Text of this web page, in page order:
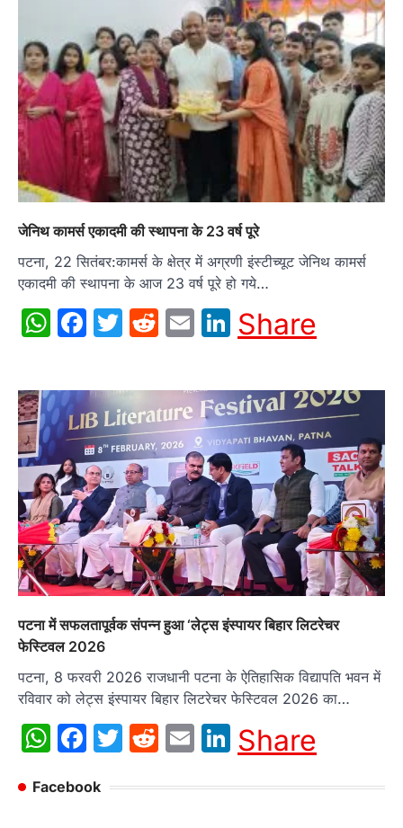
जेनिथ कामर्स एकादमी की स्थापना के 23 वर्ष पूरे
पटना, 22 सितंबर:कामर्स के क्षेत्र में अग्रणी इंस्टीच्यूट जेनिथ कामर्स
एकादमी की स्थापना के आज 23 वर्ष पूरे हो गये…
WhatsApp
Facebook
Twitter
Reddit
EmailLinkedIn
Share
पटना में सफलतापूर्वक संपन्न हुआ ‘लेट्स इंस्पायर बिहार लिटरेचर
फेस्टिवल 2026
पटना, 8 फरवरी 2026 राजधानी पटना के ऐतिहासिक विद्यापति भवन में
रविवार को लेट्स इंस्पायर बिहार लिटरेचर फेस्टिवल 2026 का…
WhatsApp
Facebook
Twitter
Reddit
EmailLinkedIn
Share
Facebook